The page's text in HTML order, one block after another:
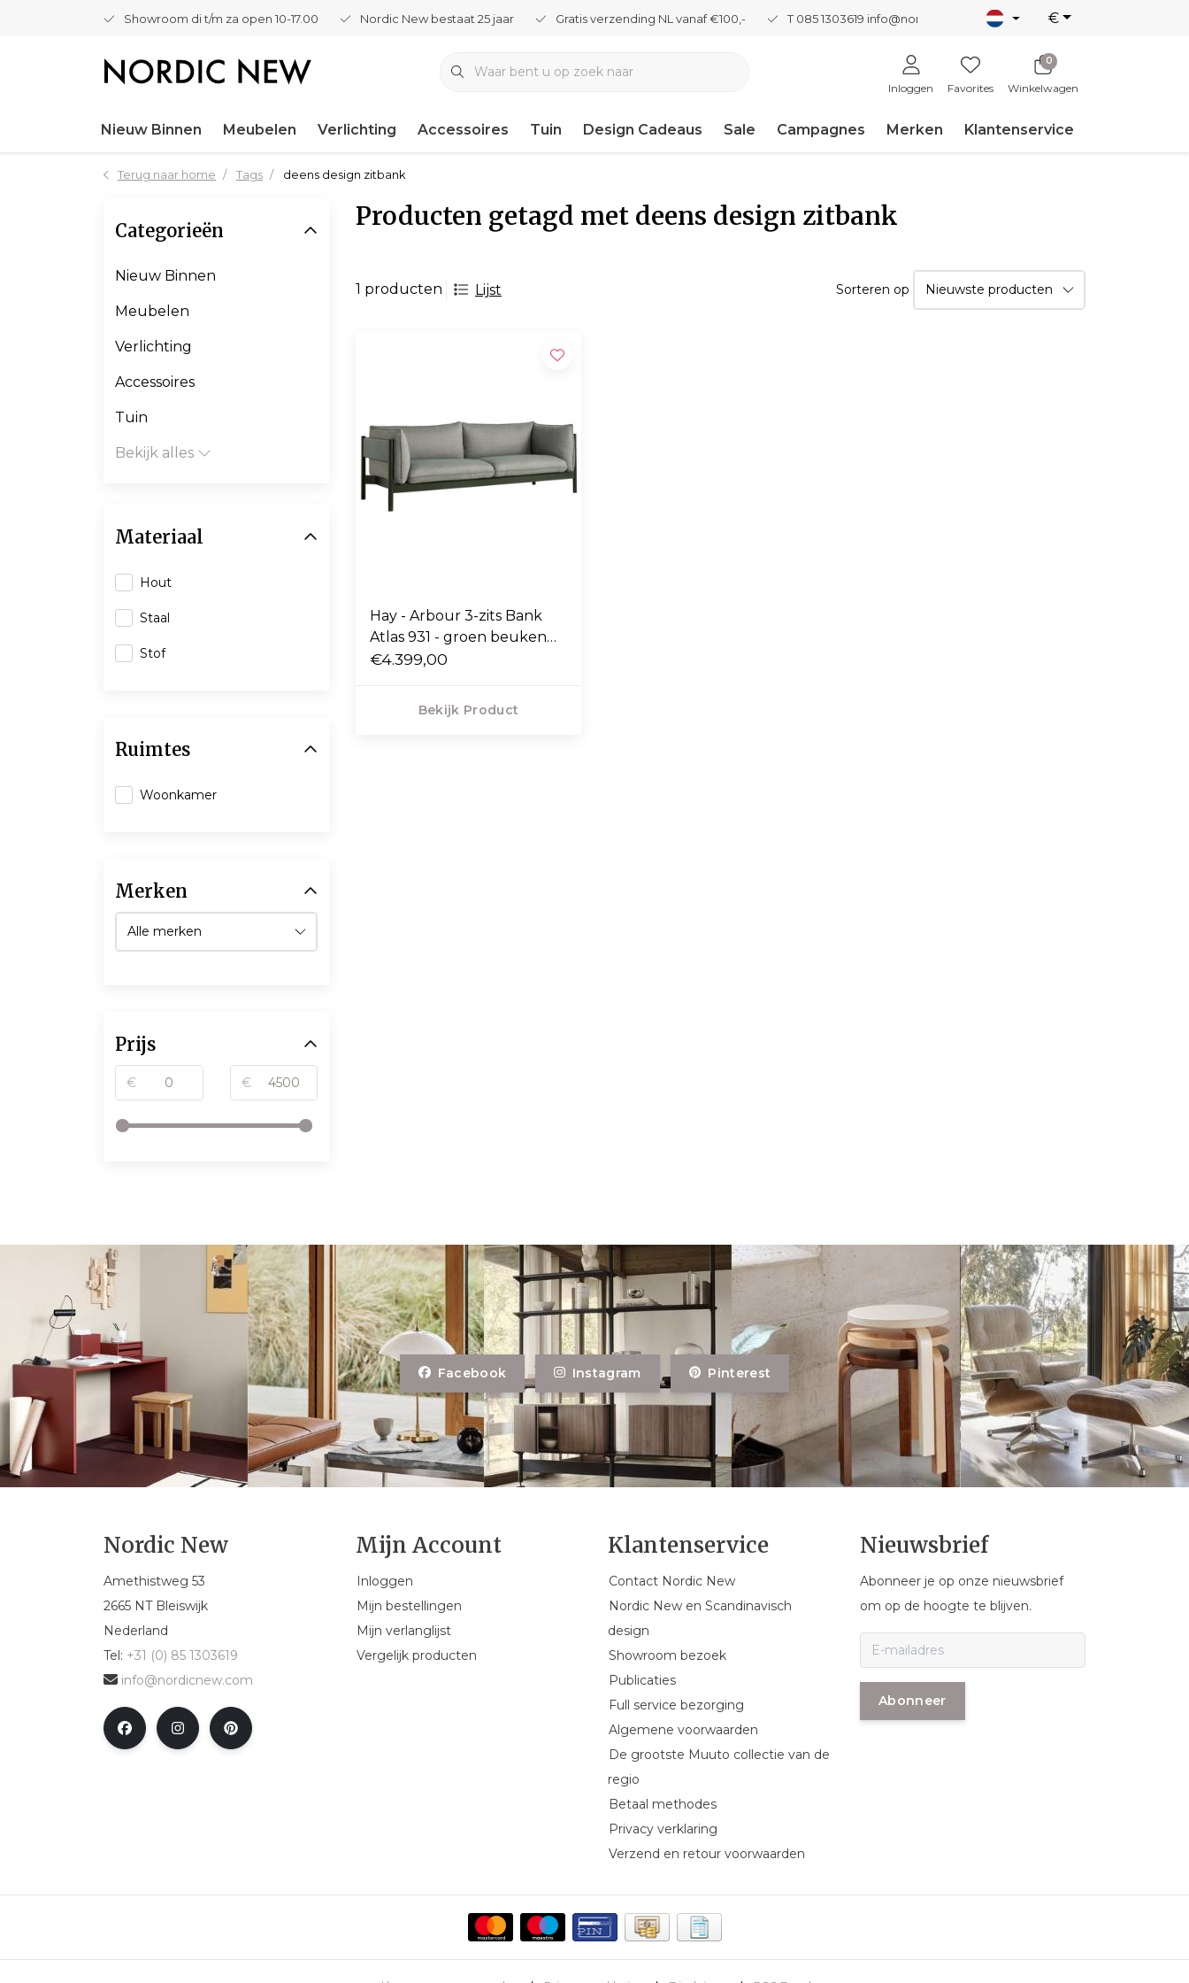
Showroom di t/m za open 10-17.00 Nordic New bestaat 25 jaar Gratis verzending NL vanaf €100,- T 085 1303619 info@nordicnew.nl €
Inloggen Favorites
0
Winkelwagen
Nieuw Binnen Meubelen Verlichting Accessoires Tuin Design Cadeaus Sale Campagnes Merken Klantenservice
Terug naar home Tags deens design zitbank
Producten getagd met deens design zitbank
1 producten Lijst Sorteren op
Hay - Arbour 3-zits Bank
Atlas 931 - groen beuken
frame
€4.399,00
Bekijk Product
Categorieën
Nieuw Binnen
Meubelen
Verlichting
Accessoires
Tuin
Bekijk alles
Materiaal
Hout
Staal
Stof
Ruimtes
Woonkamer
Merken
Prijs
€ €
Facebook Instagram Pinterest
Nordic New
Amethistweg 53
2665 NT Bleiswijk
Nederland
Tel: +31 (0) 85 1303619
info@nordicnew.com
Mijn Account
Inloggen
Mijn bestellingen
Mijn verlanglijst
Vergelijk producten
Klantenservice
Contact Nordic New
Nordic New en Scandinavisch
design
Showroom bezoek
Publicaties
Full service bezorging
Algemene voorwaarden
De grootste Muuto collectie van de
regio
Betaal methodes
Privacy verklaring
Verzend en retour voorwaarden
Nieuwsbrief
Abonneer je op onze nieuwsbrief
om op de hoogte te blijven.
Abonneer